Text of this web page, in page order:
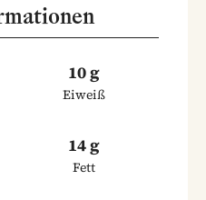
10 g
Eiweiß
14 g
Fett